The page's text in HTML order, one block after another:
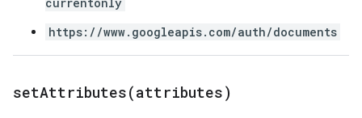
https://www.googleapis.com/auth/documents
setAttributes(attributes)